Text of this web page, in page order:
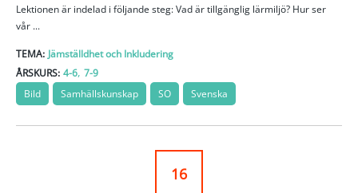
Lektionen är indelad i följande steg: Vad är tillgänglig lärmiljö? Hur ser
vår ...
TEMA: Jämställdhet och Inkludering
ÅRSKURS: 4-6, 7-9
Bild
Samhällskunskap SO Svenska
16